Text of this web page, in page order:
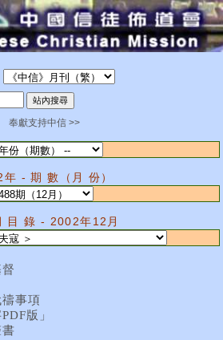
奉獻支持中信 >>
- 期 數（月 份）
目 錄 - 2002年12月
事項
版」
書